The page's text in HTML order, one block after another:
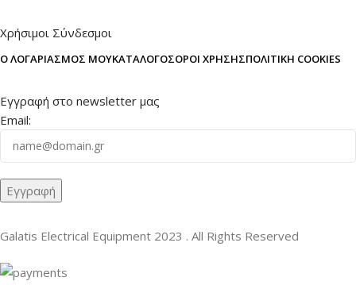
Χρήσιμοι Σύνδεσμοι
Ο ΛΟΓΑΡΙΑΣΜΌΣ ΜΟΥΚΑΤΆΛΟΓΟΣΌΡΟΙ ΧΡΉΣΗΣΠΟΛΙΤΙΚΉ COOKIES
Εγγραφή στο newsletter μας
Email:
Galatis Electrical Equipment 2023 . All Rights Reserved